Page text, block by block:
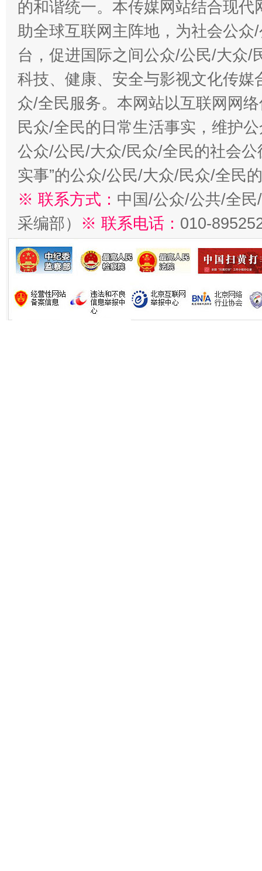
的和谐统一。本传媒网站结合现
助全球互联网主阵地，为社会公
台，促进国际之间公众/公民/大众/
科技、健康、安全与影视文化传
众/全民服务。本网站以互联网网
民众/全民的日常生活事实，维护
公众/公民/大众/民众/全民的社会公
实事”的公众/公民/大众/民众/全民
※ 联系方式： 中国/公众/公共/全
采编部） ※ 联系电话： 010-